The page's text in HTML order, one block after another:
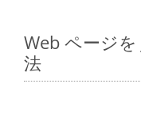
Web ページを
法